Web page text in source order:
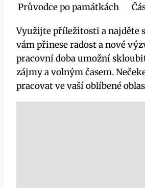
Průvodce po památkách
Využijte příležitosti a najděte
vám přinese radost a nové
pracovní doba umožní
zájmy a volným časem.
pracovat ve vaší oblíbené